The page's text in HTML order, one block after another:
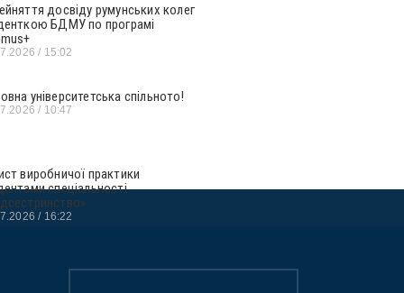
досвіду румунських колег
БДМУ по програмі
15:02
університетська спільното!
10:47
виробничої практики
спеціальності
16:22